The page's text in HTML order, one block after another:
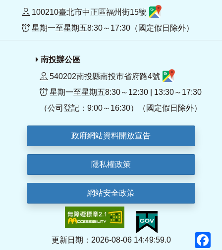
100210臺北市中正區福州街15號
星期一至星期五8:30～17:30（國定假日除外）
南投辦公區
540202南投縣南投市省府路4號
星期一至星期五8:30～12:30 | 13:30～17:30
（公司登記：9:00～16:30）（國定假日除外）
政府網站資料開放宣告
隱私權政策
網站安全政策
更新日期：2026-08-06 14:49:59.0